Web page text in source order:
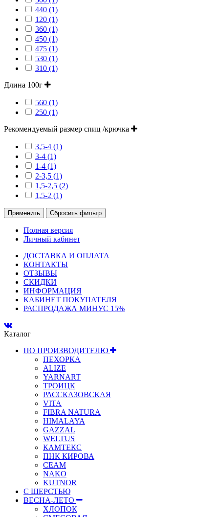
440 (1)
120 (1)
360 (1)
450 (1)
475 (1)
530 (1)
310 (1)
Длина 100г
560 (1)
250 (1)
Рекомендуемый размер спиц /крючка
3,5-4 (1)
3-4 (1)
1-4 (1)
2-3,5 (1)
1,5-2,5 (2)
1,5-2 (1)
Применить Сбросить фильтр
Полная версия
Личный кабинет
ДОСТАВКА И ОПЛАТА
КОНТАКТЫ
ОТЗЫВЫ
СКИДКИ
ИНФОРМАЦИЯ
КАБИНЕТ ПОКУПАТЕЛЯ
РАСПРОДАЖА МИНУС 15%
Каталог
ПО ПРОИЗВОДИТЕЛЮ
ПЕХОРКА
ALIZE
YARNART
ТРОИЦК
РАССКАЗОВСКАЯ
VITA
FIBRA NATURA
HIMALAYA
GAZZAL
WELTUS
КАМТЕКС
ПНК КИРОВА
СЕАМ
NAKO
KUTNOR
С ШЕРСТЬЮ
ВЕСНА-ЛЕТО
ХЛОПОК